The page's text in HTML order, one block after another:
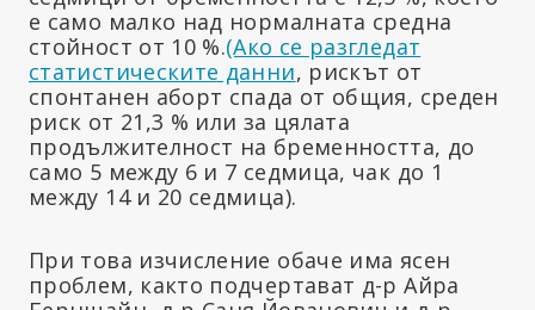
е само малко над нормалната средна
стойност от 10 %.(Ако се разгледат
статистическите данни, рискът от
спонтанен аборт спада от общия, среден
риск от 21,3 % или за цялата
продължителност на бременността, до
само 5 между 6 и 7 седмица, чак до 1
между 14 и 20 седмица).
При това изчисление обаче има ясен
проблем, както подчертават д-р Айра